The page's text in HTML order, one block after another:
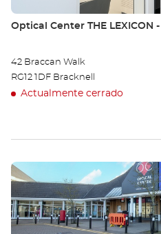
Tienda:
Optical Center THE LEXICON -
42 Braccan Walk
RG12 1DF Bracknell
Actualmente cerrado
Pulse
ENTER
para
obtener
más